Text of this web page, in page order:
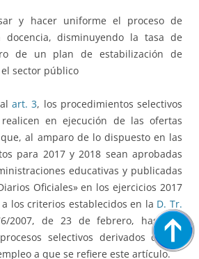
y hacer uniforme el proceso de
docencia, disminuyendo la tasa de
de un plan de estabilización de
sector público
art. 3, los procedimientos selectivos
en ejecución de las ofertas
al amparo de lo dispuesto en las
para 2017 y 2018 sean aprobadas
educativas y publicadas
Oficiales» en los ejercicios 2017
los criterios establecidos en la D. Tr.
2007, de 23 de febrero, hasta la
selectivos derivados de las
a que se refiere este artículo.